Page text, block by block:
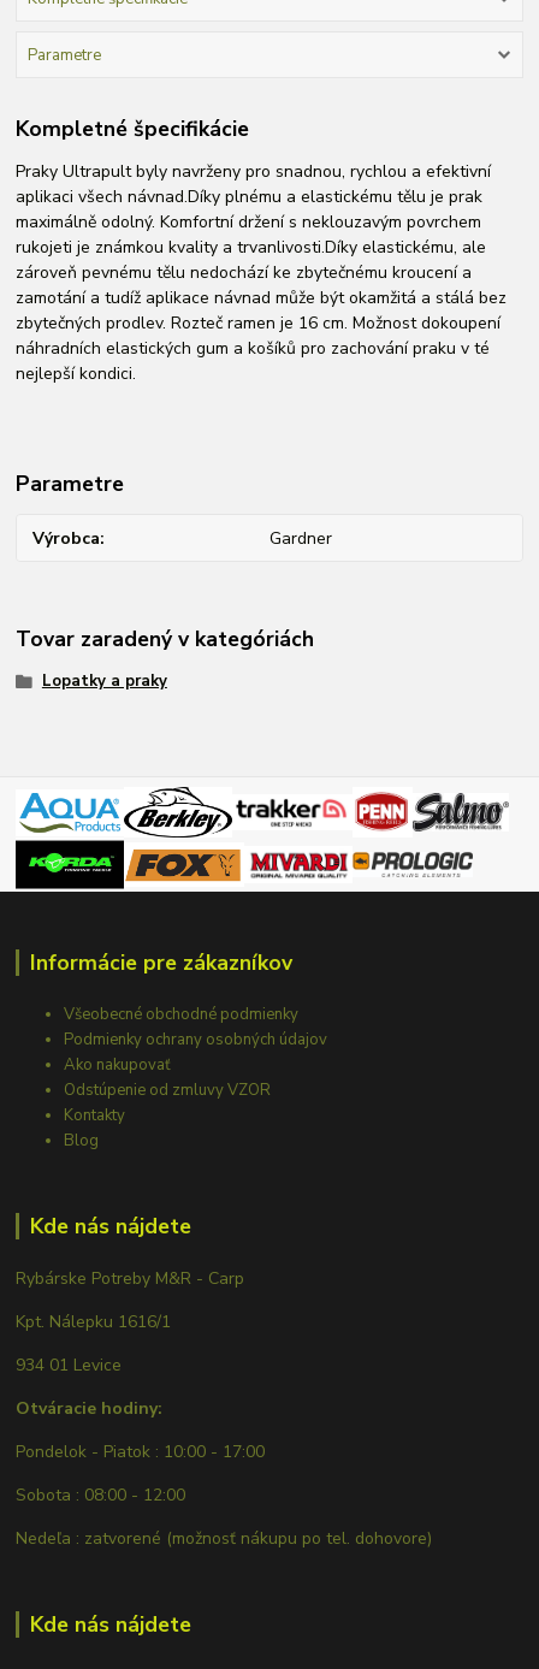
Parametre
Kompletné špecifikácie
Praky Ultrapult byly navrženy pro snadnou, rychlou a efektivní
aplikaci všech návnad.Díky plnému a elastickému tělu je prak
maximálně odolný. Komfortní držení s neklouzavým povrchem
rukojeti je známkou kvality a trvanlivosti.Díky elastickému, ale
zároveň pevnému tělu nedochází ke zbytečnému kroucení a
zamotání a tudíž aplikace návnad může být okamžitá a stálá bez
zbytečných prodlev. Rozteč ramen je 16 cm. Možnost dokoupení
náhradních elastických gum a košíků pro zachování praku v té
nejlepší kondici.
Parametre
Výrobca Gardner
Tovar zaradený v kategóriách
Lopatky a praky
Informácie pre zákazníkov
Všeobecné obchodné podmienky
Podmienky ochrany osobných údajov
Ako nakupovať
Odstúpenie od zmluvy VZOR
Kontakty
Blog
Kde nás nájdete
Rybárske Potreby M&R - Carp
Kpt. Nálepku 1616/1
934 01 Levice
Otváracie hodiny:
Pondelok - Piatok : 10:00 - 17:00
Sobota : 08:00 - 12:00
Nedeľa : zatvorené (možnosť nákupu po tel. dohovore)
Kde nás nájdete